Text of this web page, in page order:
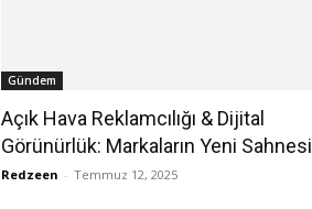
Gündem
Açık Hava Reklamcılığı & Dijital
Görünürlük: Markaların Yeni Sahnesi
Redzeen - Temmuz 12, 2025